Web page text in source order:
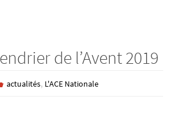
de l’Avent 2019
actualités, L'ACE Nationale